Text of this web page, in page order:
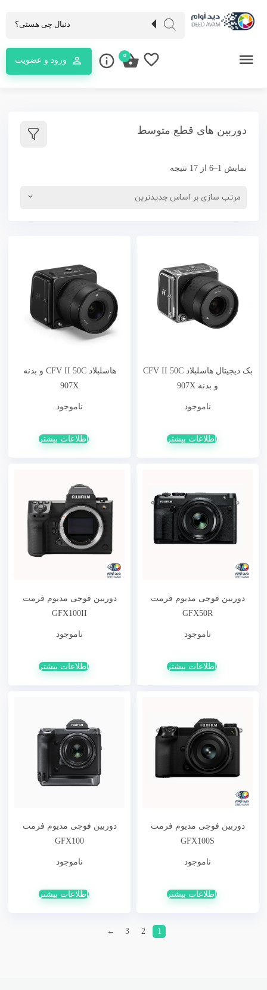
ورود و عضویت 0
دوربین های قطع متوسط
نمایش 1–6 از 17 نتیجه
بک دیجیتال هاسلبلاد CFV II 50C
و بدنه 907X
ناموجود
اطلاعات بیشتر
هاسلبلاد CFV II 50C و بدنه
907X
ناموجود
اطلاعات بیشتر
دوربین فوجی مدیوم فرمت
GFX50R
ناموجود
اطلاعات بیشتر
دوربین فوجی مدیوم فرمت
GFX100II
ناموجود
اطلاعات بیشتر
دوربین فوجی مدیوم فرمت
GFX100S
ناموجود
اطلاعات بیشتر
دوربین فوجی مدیوم فرمت
GFX100
ناموجود
اطلاعات بیشتر
1
2
3
←